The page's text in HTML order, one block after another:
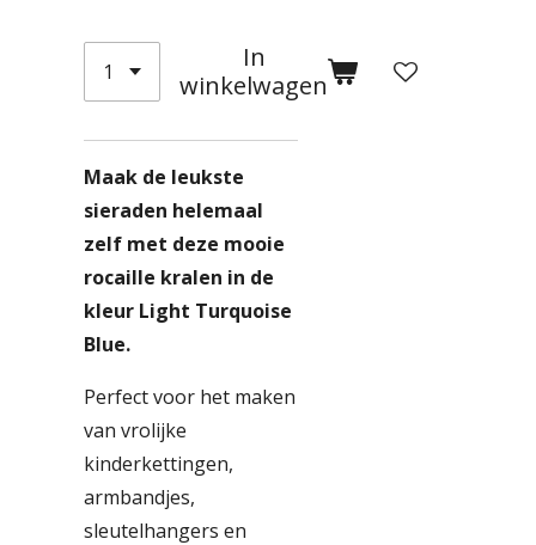
In
winkelwagen
Maak de leukste
sieraden helemaal
zelf met deze mooie
rocaille kralen in de
kleur Light Turquoise
Blue.
Perfect voor het maken
van vrolijke
kinderkettingen,
armbandjes,
sleutelhangers en